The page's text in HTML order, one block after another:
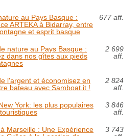
au Pays Basque :
ARTEKA à Bidarray, entre
et esprit basque
677 aff.
nature au Pays Basque :
dans nos gîtes aux pieds
2 699
aff.
l'argent et économisez en
bateau avec Samboat.it !
2 824
aff.
York: les plus populaires
3 846
aff.
Marseille : Une Expérience
3 743